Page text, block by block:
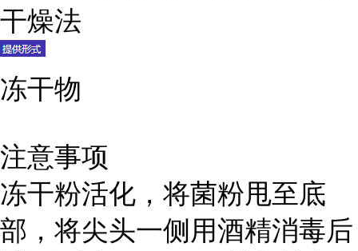
干燥法
冻干物
注意事项
冻干粉活化，将菌粉甩至底
部，将尖头一侧用酒精消毒后